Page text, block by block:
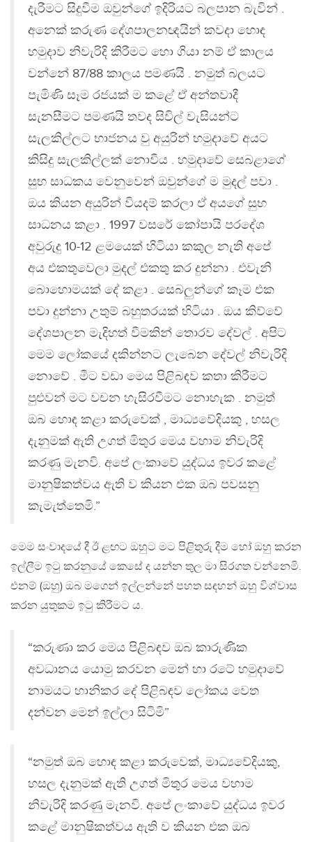
දැරීමට සිදුවීම ඔවුන්ගේ ඉදිරියට බලපාන බැවින් .
අනෙක් කරුණ දේශපාලනඥයින් කවදා හොඳ
හමුදාව නිවැරිදි කිරීමට හො ගියා නම් ඒ කාලය
වන්නේ 87/88 කාලය පමණයි . නමුත් බලයට
පැමිණි සෑම රජයක් ම කළේ ඒ අන්තවාදී
සැනසීමට පමණයි තවද සිවිල් වැසියන්ට
සැලකිල්ලට භාජනය වු අයුරින් හමුදාවේ අයට
කිසිදු සැලකිල්ලක් නොවීය . හමුදාවේ සෙබළාගේ
සුභ සාධකය වෙනුවෙන් ඔවුන්ගේ ම මුදල් පවා .
ඔය කියන අයුරින් වියදම් කරලා ඒ අයගේ සුභ
සාධනය කළා . 1997 වසරේ කෝපායි පරදේශ
අවුරුදු 10-12 ළමයෙක් හිටියා කකුල නැති අපේ
අය එකතුවෙලා මුදල් එකතු කර දුන්නා . එවැනි
බොහොමයක් දේ කළා . සෙබලුන්ගේ කෑම එක
පවා දුන්නා උතුම් බහුතරයක් හිටියා . ඔය කිව්වේ
දේශපාලන මැදිහත් වීමකින් තොරව දේවල් . අපිට
මෙම ලෝකයේ දකින්නට ලැබෙන දේවල් නිවැරිදි
නොවේ . මීට වඩා මෙය පිළිබඳව කතා කිරීමට
පුළුවන් මට වචන හැසිරවීමට නොහැක . නමුත්
ඔබ හොඳ කළා කරුවෙක් , මාධ්‍යවේදියකු , හසල
දැනුමක් ඇති උගත් මිතුර මෙය වහාම නිවැරිදි
කරණු මැනවි. අපේ ලංකාවේ යුද්ධය ඉවර කළේ
මානුෂිකත්වය ඇති ව කියන එක ඔබ පවසනු
කැමැත්තෙමි.”
මෙම සංවාදයේ දී ඊ ළඟට ඔහුට මට පිළිතුරු දීම හෝ ඔහු කරන
ඉල්ලීම ඉටු කරනුයේ කෙසේ ද යන්න තුල මා සිරගත වන්නෙමි.
එනම් (ඔහු) ඔබ මගෙන් ඉල්ලන්නේ පහත සඳහන් ඔහු විශ්වාස
කරන යුතුකම ඉටු කිරීමට ය.
“කරුණා කර මෙය පිළිබඳව ඔබ කාරුණික
අවධානය යොමු කරවන මෙන් හා රටේ හමුදාවේ
නාමයට හානිකර දේ පිළිබඳව ලෝකය වෙත
දන්වන මෙන් ඉල්ලා සිටිමි”
“නමුත් ඔබ හොඳ කළා කරුවෙක්, මාධ්‍යවේදියකු,
හසල දැනුමක් ඇති උගත් මිතුර මෙය වහාම
නිවැරිදි කරණු මැනවි. අපේ ලංකාවේ යුද්ධය ඉවර
කළේ මානුෂිකත්වය ඇති ව කියන එක ඔබ